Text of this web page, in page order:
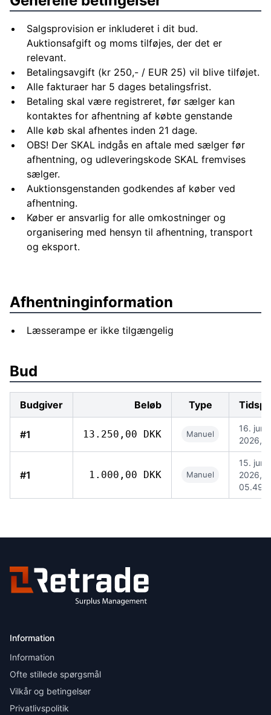
Salgsprovision er inkluderet i dit bud.
Auktionsafgift og moms tilføjes, der det er
relevant.
Betalingsavgift (kr 250,- / EUR 25) vil blive tilføjet.
Alle fakturaer har 5 dages betalingsfrist.
Betaling skal være registreret, før sælger kan
kontaktes for afhentning af købte genstande
Alle køb skal afhentes inden 21 dage.
OBS! Der SKAL indgås en aftale med sælger før
afhentning, og udleveringskode SKAL fremvises
sælger.
Auktionsgenstanden godkendes af køber ved
afhentning.
Køber er ansvarlig for alle omkostninger og
organisering med hensyn til afhentning, transport
og eksport.
Afhentninginformation
Læsserampe er ikke tilgængelig
Bud
Budgiver Beløb Type
#1 13.250,00 DKK Manuel
16. jun.
2026,
#1 1.000,00 DKK Manuel
15. jun.
2026,
05.49
Information
Information
Ofte stillede spørgsmål
Vilkår og betingelser
Privatlivspolitik